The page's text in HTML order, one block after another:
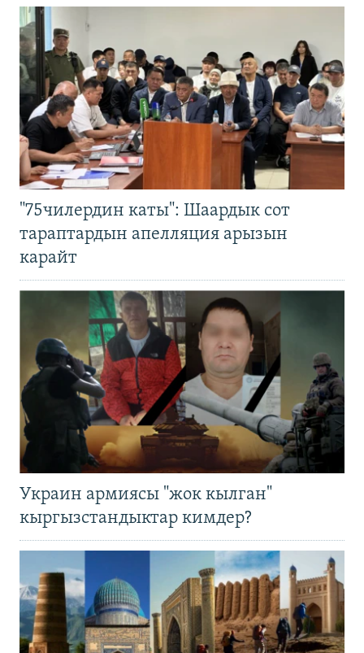
"75чилердин каты": Шаардык сот
тараптардын апелляция арызын
карайт
Украин армиясы "жок кылган"
кыргызстандыктар кимдер?